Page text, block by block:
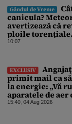
Gândul de Vreme
canicula?
avertizează că
ploile
zonele vizate,
10:07
EXCLUSIV
primit mail ca
la energie: „Vă
aparatele de
sfârşitul
15:40, 04 Aug 2026